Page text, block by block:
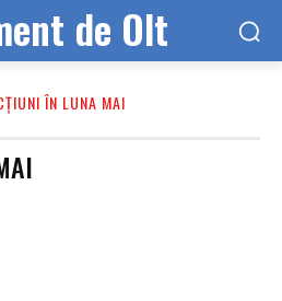
de Olt
ÎN LUNA MAI